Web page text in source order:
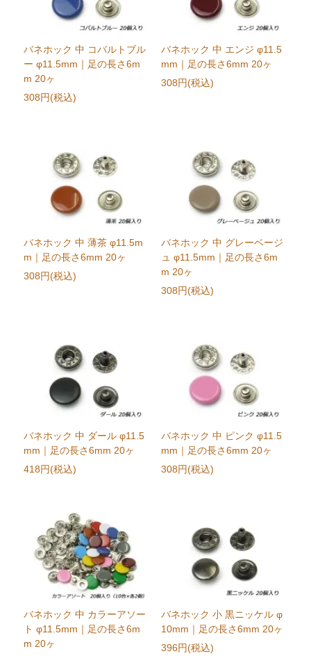
バネホック 中 コバルトブル
ー φ11.5mm｜足の長さ6m
m 20ヶ
308円(税込)
バネホック 中 エンジ φ11.5
mm｜足の長さ6mm 20ヶ
308円(税込)
バネホック 中 薄茶 φ11.5m
m｜足の長さ6mm 20ヶ
308円(税込)
バネホック 中 グレーベージ
ュ φ11.5mm｜足の長さ6m
m 20ヶ
308円(税込)
バネホック 中 ダール φ11.5
mm｜足の長さ6mm 20ヶ
418円(税込)
バネホック 中 ピンク φ11.5
mm｜足の長さ6mm 20ヶ
308円(税込)
バネホック 中 カラーアソー
ト φ11.5mm｜足の長さ6m
m 20ヶ
バネホック 小 黒ニッケル φ
10mm｜足の長さ6mm 20ヶ
396円(税込)